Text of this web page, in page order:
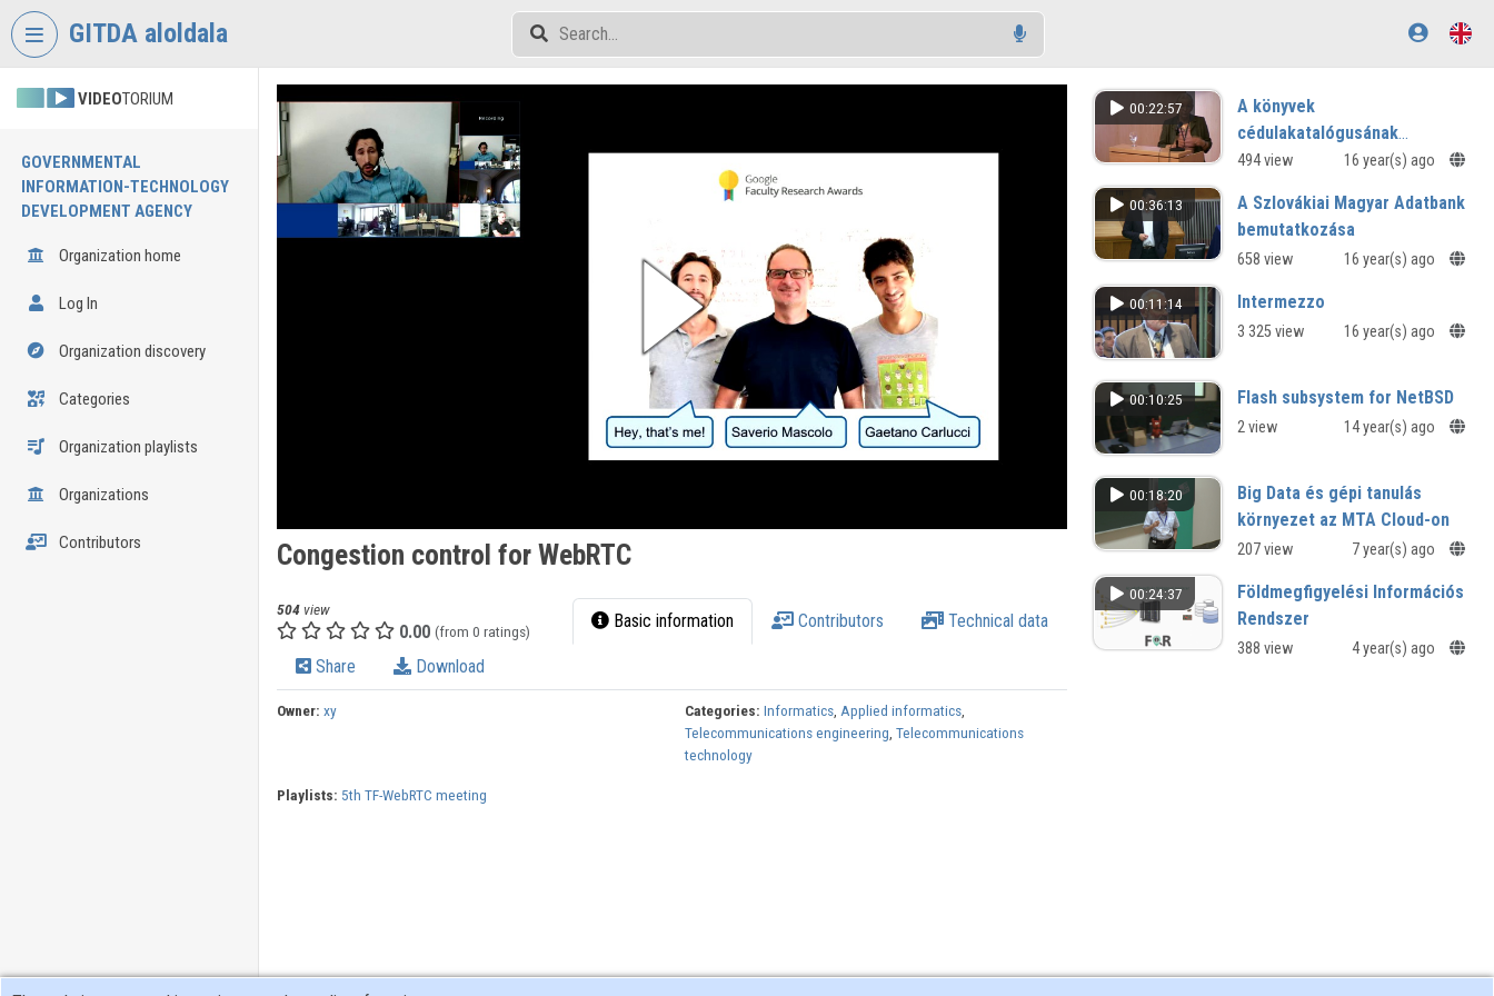
Skip header
GITDA aloldala
VIDEOTORIUM
GOVERNMENTAL
INFORMATION-TECHNOLOGY
DEVELOPMENT AGENCY
Organization home
Log In
Organization discovery
Categories
Organization playlists
Organizations
Contributors Congestion control for WebRTC
504view
0.00 (from 0 ratings) Basic information Contributors Technical data
Share Download
Owner: xy Categories: Informatics,Applied informatics,
Telecommunications engineering,Telecommunications
technology
Playlists: 5th TF-WebRTC meeting
00:22:57
A könyvek
cédulakatalógusának
retrospektív konverziója az
Könyvtárban
494 view 16 year(s) ago
00:36:13
A Szlovákiai Magyar Adatbank
bemutatkozása
658 view 16 year(s) ago
00:11:14 Intermezzo
3 325 view 16 year(s) ago
00:10:25 Flash subsystem for NetBSD
2 view 14 year(s) ago
00:18:20
Big Data és gépi tanulás
környezet az MTA Cloud-on
207 view 7 year(s) ago
00:24:37
Földmegfigyelési Információs
Rendszer
388 view 4 year(s) ago